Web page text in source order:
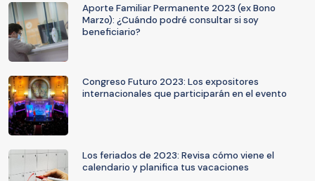
Aporte Familiar Permanente 2023 (ex Bono
Marzo): ¿Cuándo podré consultar si soy
beneficiario?
Congreso Futuro 2023: Los expositores
internacionales que participarán en el evento
Los feriados de 2023: Revisa cómo viene el
calendario y planifica tus vacaciones